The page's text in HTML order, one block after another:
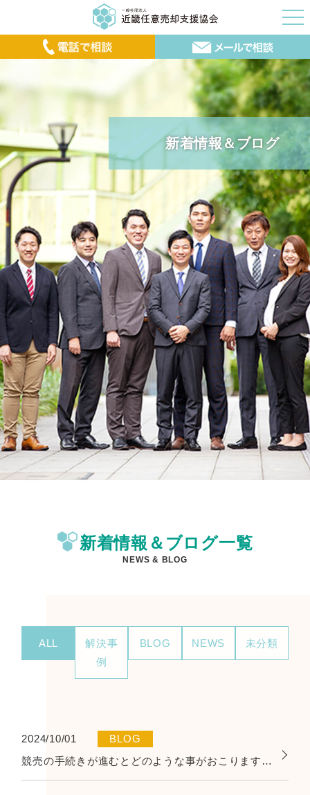
新着情報＆ブログ
新着情報＆ブログ一覧
NEWS & BLOG
ALL
解決事
例
BLOG NEWS 未分類
2024/10/01
BLOG
競売の手続きが進むとどのような事がおこりますか？